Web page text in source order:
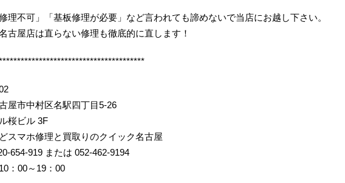
理不可」「基板修理が必要」など言われても諦めないで当店にお越し下さい。
古屋店は直らない修理も徹底的に直します！
屋市中村区名駅四丁目5-26
桜ビル 3F
スマホ修理と買取りのクイック名古屋
654-919 または 052-462-9194
：00～19：00